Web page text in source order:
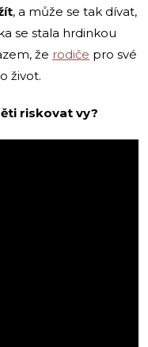
, a může se tak dívat,
se stala hrdinkou
že rodiče pro své
život.
riskovat vy?